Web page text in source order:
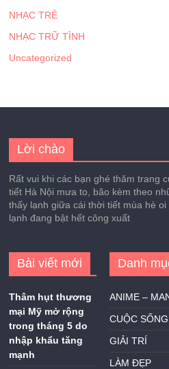
NHẠC TRẺ
NHẠC TRỮ TÌNH
Uncategorized
Lời chào
Rất vui khi các bạn ghé thăm trang
tiết Hà Nội mưa to, bão kèm theo
thấy lạnh giữa cái thời tiết mùa hè
lạnh đang bật hết công xuất
Bài viết mới
Thâm hụt thương
mại Mỹ mở rộng
trong tháng 5 do
nhập khẩu tăng
mạnh
Danh
ANIME –
CUỘC SỐNG
GIẢI TRÍ
LÀM ĐẸP